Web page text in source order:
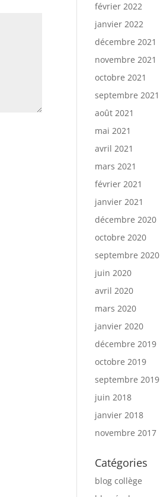
février 2022
janvier 2022
décembre 2021
novembre 2021
octobre 2021
septembre 2021
août 2021
mai 2021
avril 2021
mars 2021
février 2021
janvier 2021
décembre 2020
octobre 2020
septembre 2020
juin 2020
avril 2020
mars 2020
janvier 2020
décembre 2019
octobre 2019
septembre 2019
juin 2018
janvier 2018
novembre 2017
Catégories
blog collège